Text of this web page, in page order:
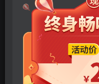
年卡会员 免费
您当前未
李家鑫 – 被伤过的心还